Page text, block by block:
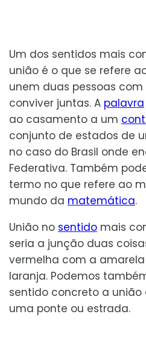
Um dos sentidos mais
união é o que se refere
unem duas pessoas
conviver juntas. A palavra
ao casamento a um
conjunto de estados de
no caso do Brasil onde
Federativa. Também
termo no que refere ao
mundo da matemática.
União no sentido mais
seria a junção duas
vermelha com a
laranja. Podemos
sentido concreto a
uma ponte ou estrada.